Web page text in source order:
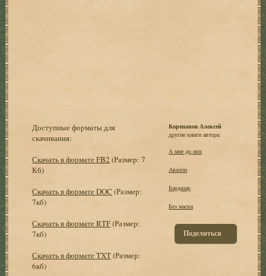
Доступные форматы для
скачивания:
Скачать в формате FB2 (Размер: 7
Кб)
Скачать в формате DOC (Размер:
7кб)
Скачать в формате RTF(Размер:
7кб)
Скачать в формате TXT(Размер:
6кб)
Корепанов Алексей
другие книги автора:
А мне до них
Авалон
Бардазар
Без маски
Поделиться